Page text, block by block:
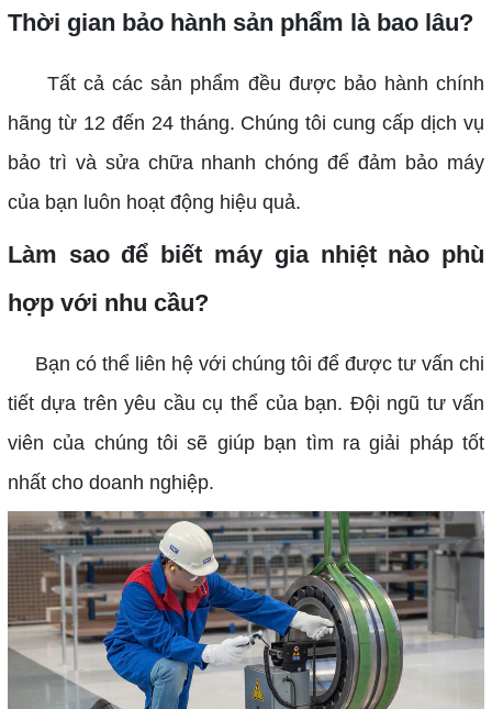
Thời gian bảo hành sản phẩm là bao lâu?
Tất cả các sản phẩm đều được bảo hành chính
hãng từ 12 đến 24 tháng. Chúng tôi cung cấp dịch vụ
bảo trì và sửa chữa nhanh chóng để đảm bảo máy
của bạn luôn hoạt động hiệu quả.
Làm sao để biết máy gia nhiệt nào phù
hợp với nhu cầu?
Bạn có thể liên hệ với chúng tôi để được tư vấn chi
tiết dựa trên yêu cầu cụ thể của bạn. Đội ngũ tư vấn
viên của chúng tôi sẽ giúp bạn tìm ra giải pháp tốt
nhất cho doanh nghiệp.